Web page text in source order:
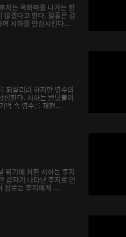
지는 옥화파를 나가는 한
않겠다고 한다. 필홍은 감
시하를 안심시킨다...
되살리려 하지만 영수의
심한다. 시하는 반딧불이
억 속 영수를 재현...
위기에 처한 시하는 후지
갑자기 나타난 후지로 인
장로는 후지에게 ...